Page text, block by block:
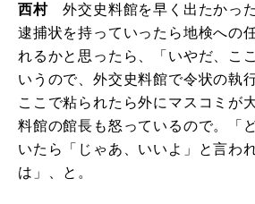
西村外交史料館を早く出たかっ
逮捕状を持っていったら地検への
れるかと思ったら、「いやだ、こ
いうので、外交史料館で令状の執
ここで粘られたら外にマスコミが
料館の館長も怒っているので。「
いたら「じゃあ、いいよ」と言わ
は」、と。